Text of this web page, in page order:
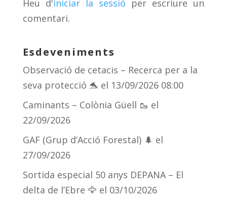
ix
Heu d'iniciar la sessió per escriure un
comentari.
Esdeveniments
Observació de cetacis – Recerca per a la
seva protecció 🐬 el 13/09/2026 08:00
Caminants – Colònia Güell 🥾 el
22/09/2026
GAF (Grup d’Acció Forestal) 🌲 el
27/09/2026
Sortida especial 50 anys DEPANA – El
delta de l’Ebre 🦅 el 03/10/2026